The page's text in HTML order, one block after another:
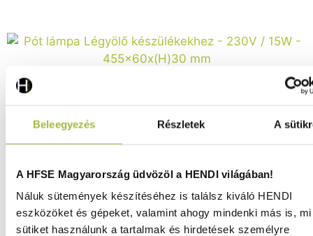
Beleegyezés Részletek A
A HFSE Magyarország üdvözöl a HENDI világában!
Náluk sütemények készítéséhez is találsz kiváló HENDI
eszközöket és gépeket, valamint ahogy mindenki más is,
sütiket használunk a tartalmak és hirdetések személyre
Pót lámpa Légyölő készülékekhez – 230V / 15W –
455x60x(H)30 mm - HENDI 935286
Raktáron